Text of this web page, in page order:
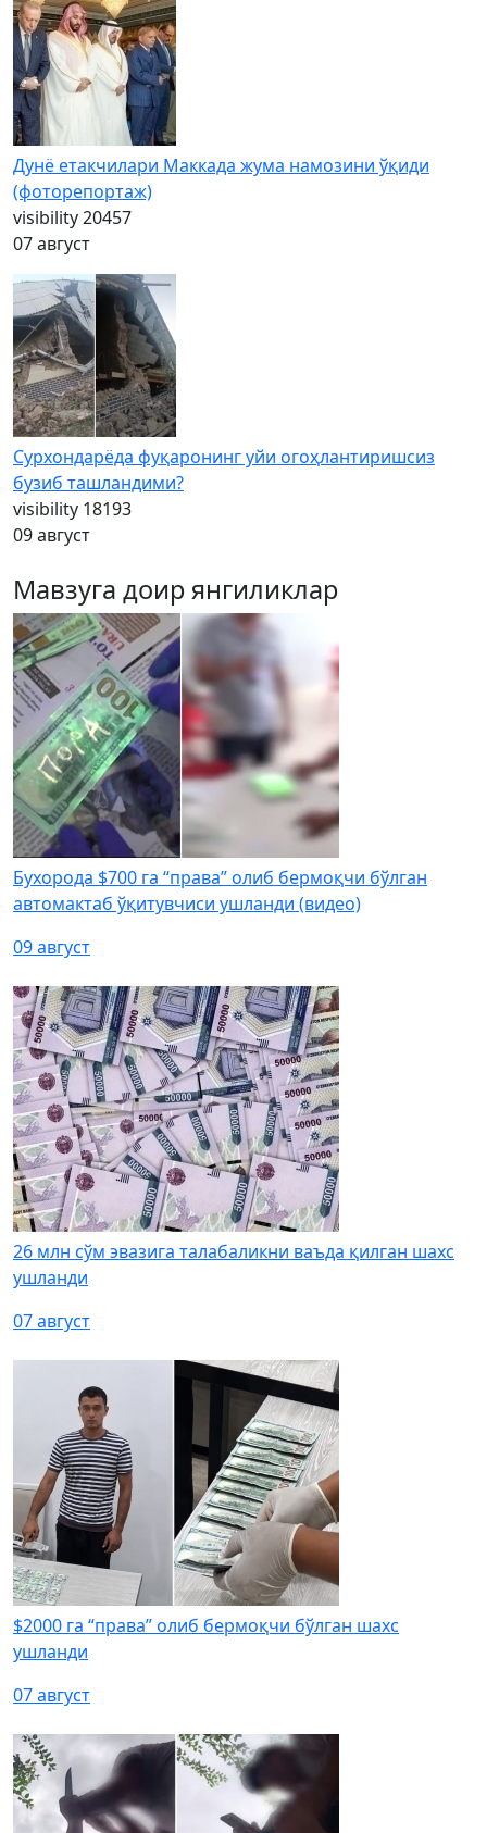
Дунё етакчилари Маккада жума намозини ўқиди
(фоторепортаж)
visibility20457
07 август
Сурхондарёда фуқаронинг уйи огоҳлантиришсиз
бузиб ташландими?
visibility 18193
09 август
Мавзуга доир янгиликлар
Бухорода $700 га “права” олиб бермоқчи бўлган
автомактаб ўқитувчиси ушланди (видео)
09 август
26 млн сўм эвазига талабаликни ваъда қилган шахс
ушланди
07 август
$2000 га “права” олиб бермоқчи бўлган шахс
ушланди
07 август